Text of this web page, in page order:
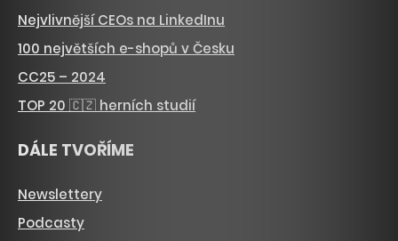
Nejvlivnější CEOs na LinkedInu
100 největších e-shopů v Česku
CC25 – 2024
TOP 20 🇨🇿 herních studií
DÁLE TVOŘÍME
Newslettery
Podcasty